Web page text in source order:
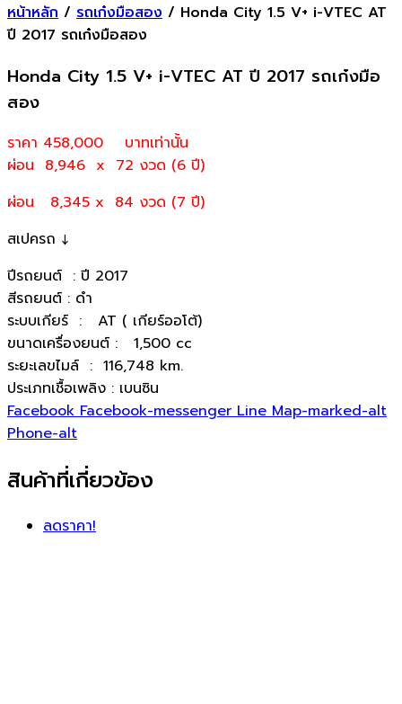
หน้าหลัก / รถเก๋งมือสอง / Honda City 1.5 V+ i-VTEC AT
ปี 2017 รถเก๋งมือสอง
Honda City 1.5 V+ i-VTEC AT ปี 2017 รถเก๋งมือ
สอง
ราคา 458,000
บาทเท่านั้น
ผ่อน 8,946 x 72 งวด (6 ปี)
ผ่อน 8,345 x 84 งวด (7 ปี)
สเปครถ ↓
ปีรถยนต์ : ปี 2017
สีรถยนต์ : ดำ
ระบบเกียร์ : AT ( เกียร์ออโต้)
ขนาดเครื่องยนต์ : 1,500 cc
ระยะเลขไมล์ : 116,748 km.
ประเภทเชื้อเพลิง : เบนซิน
Facebook Facebook-messenger Line Map-marked-alt
Phone-alt
สินค้าที่เกี่ยวข้อง
ลดราคา!